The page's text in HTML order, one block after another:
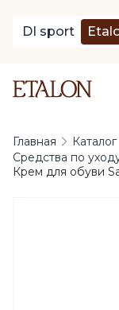
DI sport
Главная Каталог
Средства по
Крем для обуви